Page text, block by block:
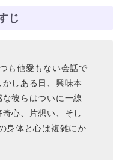
じ
も他愛もない会話で
しある日、興味本
彼らはついに一線
心、片想い、そし
身体と心は複雑にか